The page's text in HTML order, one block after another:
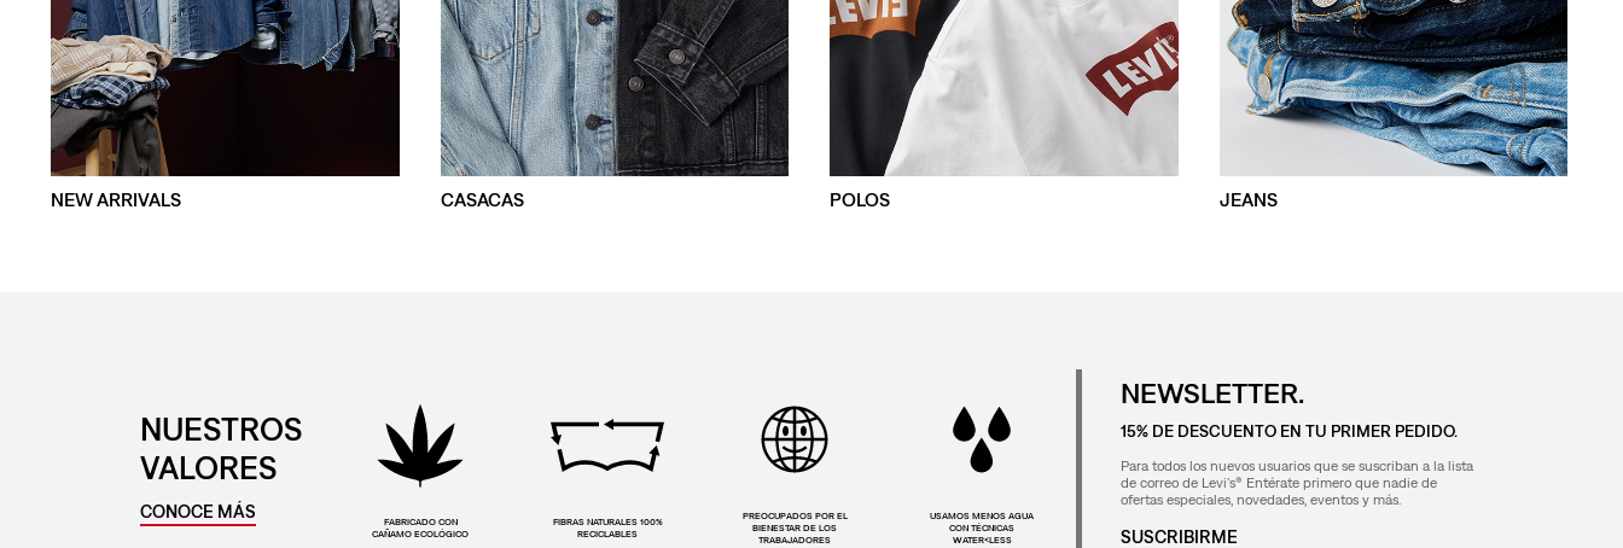
NEW ARRIVALS CASACAS POLOS JEANS
NUESTROS
VALORES
CONOCE MÁS
FABRICADO CON
CAÑAMO ECOLÓGICO
FIBRAS NATURALES 100%
RECICLABLES
PREOCUPADOS POR EL
BIENESTAR DE LOS
TRABAJADORES
USAMOS MENOS AGUA
CON TÉCNICAS
WATER<LESS
NEWSLETTER.
15% DE DESCUENTO EN TU PRIMER PEDIDO.
Para todos los nuevos usuarios que se suscriban a la lista
de correo de Levi's® Entérate primero que nadie de
ofertas especiales, novedades, eventos y más.
SUSCRIBIRME